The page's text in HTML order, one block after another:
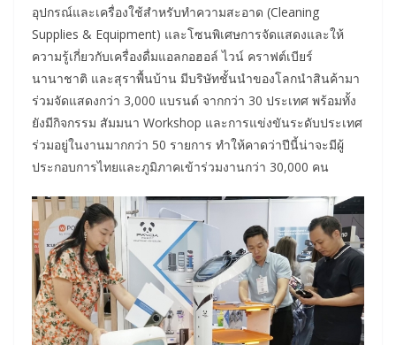
อุปกรณ์และเครื่องใช้สำหรับทำความสะอาด (Cleaning
Supplies & Equipment) และโซนพิเศษการจัดแสดงและให้
ความรู้เกี่ยวกับเครื่องดื่มแอลกอฮอล์ ไวน์ คราฟต์เบียร์
นานาชาติ และสุราพื้นบ้าน มีบริษัทชั้นนำของโลกนำสินค้ามา
ร่วมจัดแสดงกว่า 3,000 แบรนด์ จากกว่า 30 ประเทศ พร้อมทั้ง
ยังมีกิจกรรม สัมมนา Workshop และการแข่งขันระดับประเทศ
ร่วมอยู่ในงานมากกว่า 50 รายการ ทำให้คาดว่าปีนี้น่าจะมีผู้
ประกอบการไทยและภูมิภาคเข้าร่วมงานกว่า 30,000 คน